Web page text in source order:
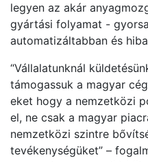
legyen az akár
gyártási folyamat -
automatizáltabban és
“Vállalatunknál
támogassuk a magyar
eket hogy a nemzetközi
el, ne csak a magyar
nemzetközi szintre
tevékenységüket” –